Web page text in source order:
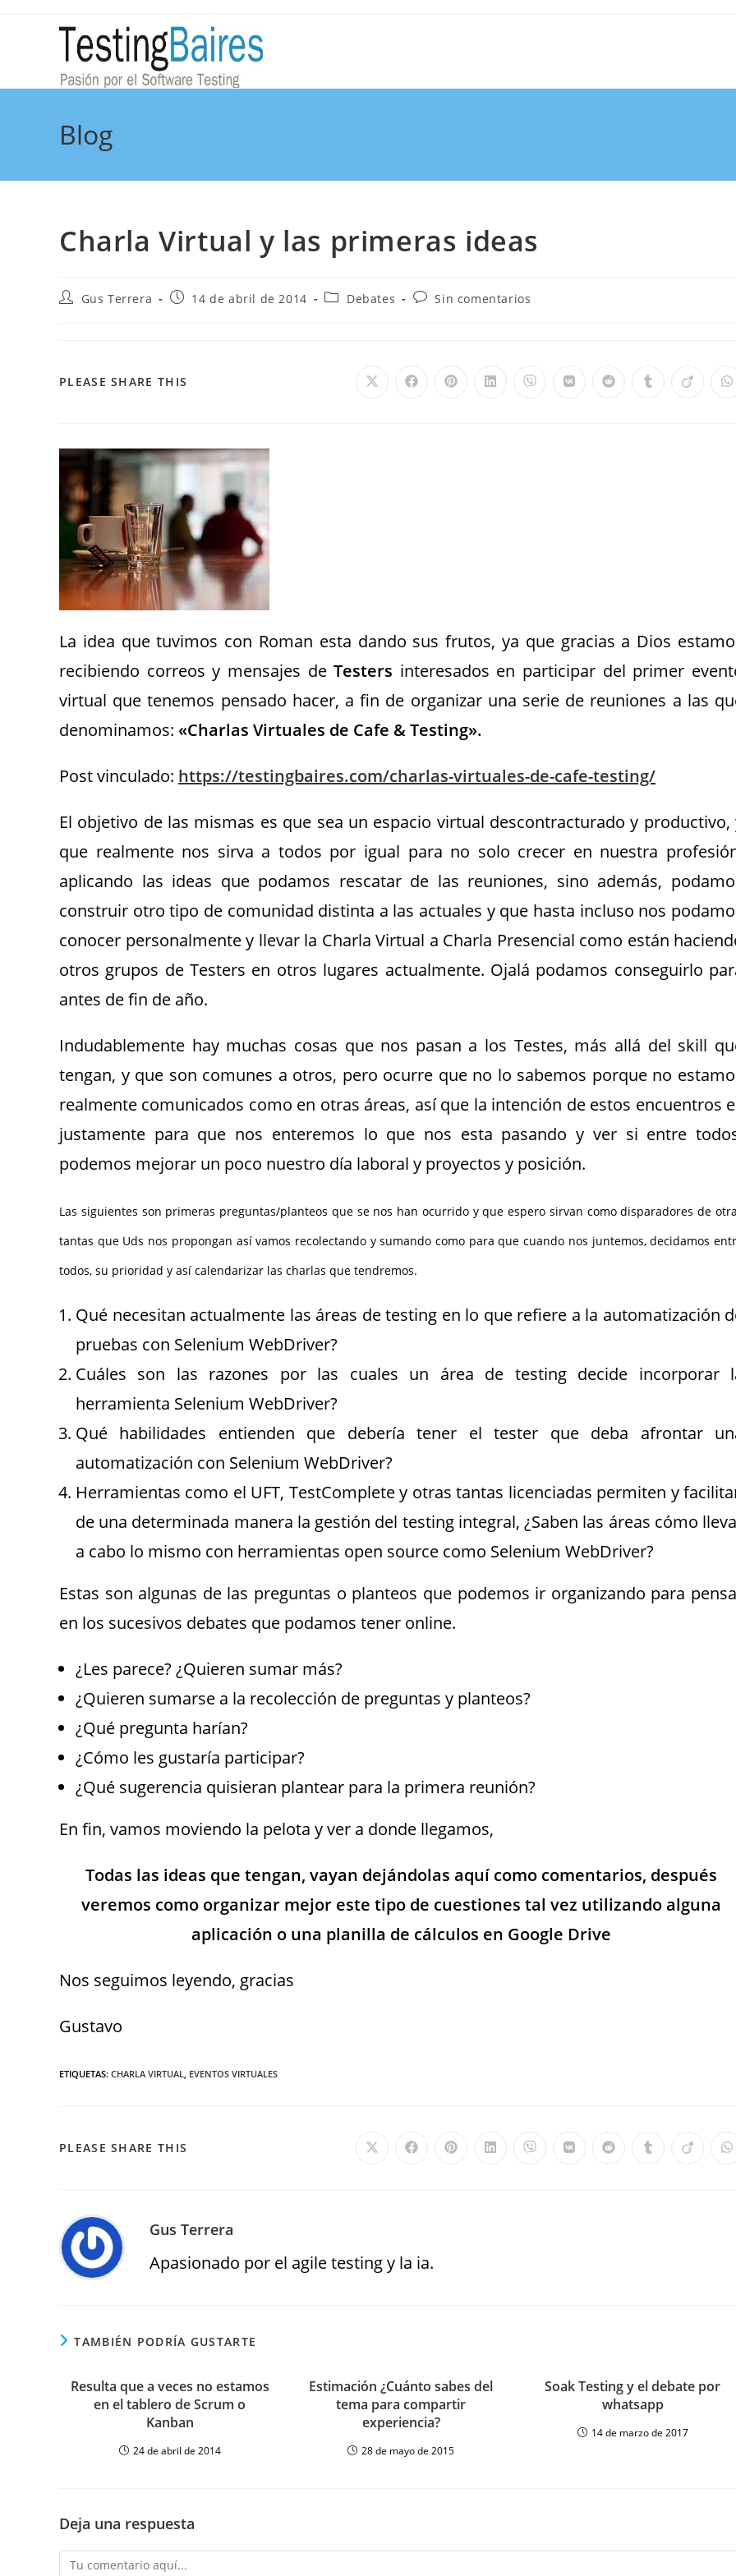
Blog
Charla Virtual y las primeras ideas
Gus Terrera 14 de abril de 2014 Debates Sin comentarios
PLEASE SHARE THIS
La idea que tuvimos con Roman esta dando sus frutos, ya que gracias a Dios
recibiendo correos y mensajes deTesters interesados en participar del primer
virtual que tenemos pensado hacer, a fin de organizar una serie de reuniones a las
denominamos: «Charlas Virtuales de Cafe & Testing».
Post vinculado: https://testingbaires.com/charlas-virtuales-de-cafe-testing/
El objetivo de las mismas es que sea un espacio virtual descontracturado y productivo,
que realmente nos sirva a todos por igual para no solo crecer en nuestra
aplicando las ideas que podamos rescatar de las reuniones, sino además,
construir otro tipo de comunidad distinta a las actuales y que hasta incluso nos
conocer personalmente y llevar la Charla Virtual a Charla Presencial como están
otros grupos de Testers en otros lugares actualmente. Ojalá podamos conseguirlo
antes de fin de año.
Indudablemente hay muchas cosas que nos pasan a los Testes, más allá del skill
tengan, y que son comunes a otros, pero ocurre que no lo sabemos porque no
realmente comunicados como en otras áreas, así que la intención de estos encuentros
justamente para que nos enteremos lo que nos esta pasando y ver si entre
podemos mejorar un poco nuestro día laboral y proyectos y posición.
Las siguientes son primeras preguntas/planteos que se nos han ocurrido y que espero sirvan como disparadores de
tantas que Uds nos propongan así vamos recolectando y sumando como para que cuando nos juntemos, decidamos
todos, su prioridad y así calendarizar las charlas que tendremos.
Qué necesitan actualmente las áreas de testing en lo que refiere a la automatización
pruebas con Selenium WebDriver?
Cuáles son las razones por las cuales un área de testing decide incorporar
herramienta Selenium WebDriver?
Qué habilidades entienden que debería tener el tester que deba afrontar
automatización con Selenium WebDriver?
Herramientas como el UFT, TestComplete y otras tantas licenciadas permiten y
de una determinada manera la gestión del testing integral, ¿Saben las áreas cómo
a cabo lo mismo con herramientas open source como Selenium WebDriver?
Estas son algunas de las preguntas o planteos que podemos ir organizando para
en los sucesivos debates que podamos tener online.
¿Les parece? ¿Quieren sumar más?
¿Quieren sumarse a la recolección de preguntas y planteos?
¿Qué pregunta harían?
¿Cómo les gustaría participar?
¿Qué sugerencia quisieran plantear para la primera reunión?
En fin, vamos moviendo la pelota y ver a donde llegamos,
Todas las ideas que tengan, vayan dejándolas aquí como comentarios, después
veremos como organizar mejor este tipo de cuestiones tal vez utilizando alguna
aplicación o una planilla de cálculos en Google Drive
Nos seguimos leyendo, gracias
Gustavo
ETIQUETAS: CHARLA VIRTUAL, EVENTOS VIRTUALES
PLEASE SHARE THIS
Gus Terrera
Apasionado por el agile testing y la ia.
TAMBIÉN PODRÍA GUSTARTE
Resulta que a veces no estamos
en el tablero de Scrum o
Kanban
24 de abril de 2014
Estimación ¿Cuánto sabes del
tema para compartir
experiencia?
28 de mayo de 2015
Soak Testing y el debate por
whatsapp
14 de marzo de 2017
Deja una respuesta